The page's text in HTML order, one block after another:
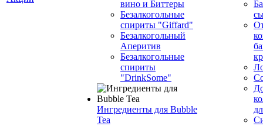
вино и Биттеры
Безалкогольные
спириты "Giffard"
Безалкогольный
Аперитив
Безалкогольные
спириты
"DrinkSome"
Ингредиенты для Bubble
Tea